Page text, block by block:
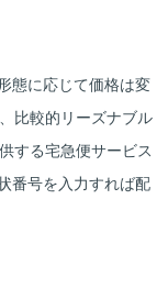
態に応じて価格は変
比較的リーズナブル
する宅急便サービス
番号を入力すれば配